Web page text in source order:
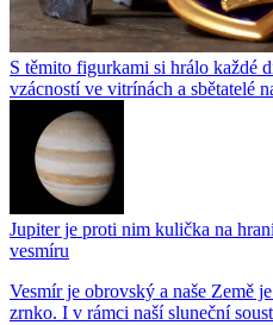
S těmito figurkami si hrálo každé
vzácností ve vitrínách a sbětatelé
Jupiter je proti nim kulička na
vesmíru
Vesmír je obrovský a naše Země
zrnko. I v rámci naší sluneční